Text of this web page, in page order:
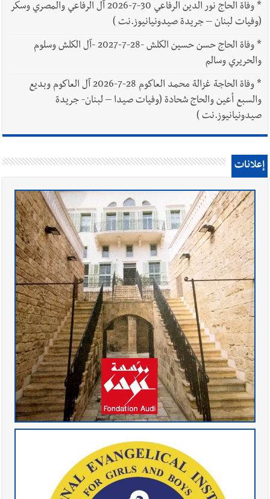
*
وفاة الحاج نور الدين الرفاعي 30-7-2026 آل الرفاعي والمصري وسكر
(وفيات لبنان – جريدة صيدونيانيوز.نت )
*
وفاة الحاج حسن حسين الكلش -28-7-2027 -آل الكلش وسلوم
والحريري وسالم
*
وفاة الحاجة غزالة محمد العاكوم 28-7-2026 آل العاكوم وبديع
والسبع أعين والحاج شحادة (وفيات صيدا – لبنان- جريدة
صيدونيانيوز.نت )
إعلانات